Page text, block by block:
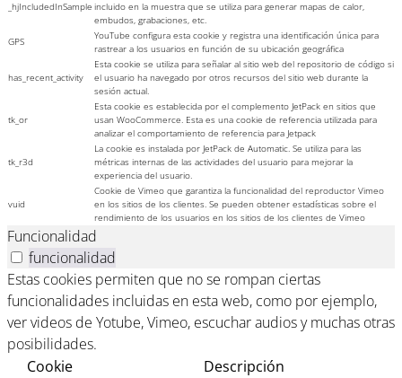
_hjIncludedInSample incluido en la muestra que se utiliza para generar mapas de calor,
embudos, grabaciones, etc.
GPS
YouTube configura esta cookie y registra una identificación única para
rastrear a los usuarios en función de su ubicación geográfica
has_recent_activity
Esta cookie se utiliza para señalar al sitio web del repositorio de código si
el usuario ha navegado por otros recursos del sitio web durante la
sesión actual.
tk_or
Esta cookie es establecida por el complemento JetPack en sitios que
usan WooCommerce. Esta es una cookie de referencia utilizada para
analizar el comportamiento de referencia para Jetpack
tk_r3d
La cookie es instalada por JetPack de Automatic. Se utiliza para las
métricas internas de las actividades del usuario para mejorar la
experiencia del usuario.
vuid
Cookie de Vimeo que garantiza la funcionalidad del reproductor Vimeo
en los sitios de los clientes. Se pueden obtener estadísticas sobre el
rendimiento de los usuarios en los sitios de los clientes de Vimeo
Funcionalidad
funcionalidad
Estas cookies permiten que no se rompan ciertas
funcionalidades incluidas en esta web, como por ejemplo,
ver videos de Yotube, Vimeo, escuchar audios y muchas otras
posibilidades.
Cookie
Descripción